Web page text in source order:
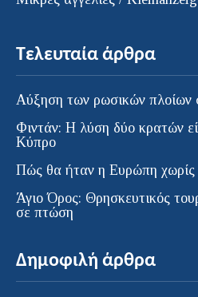
Τελευταία άρθρα
Αύξηση των ρωσικών πλοίων
Φιντάν: Η λύση δύο κρατών
Κύπρο
Πώς θα ήταν η Ευρώπη χωρίς
Άγιο Όρος: Θρησκευτικός
σε πτώση
Δημοφιλή άρθρα